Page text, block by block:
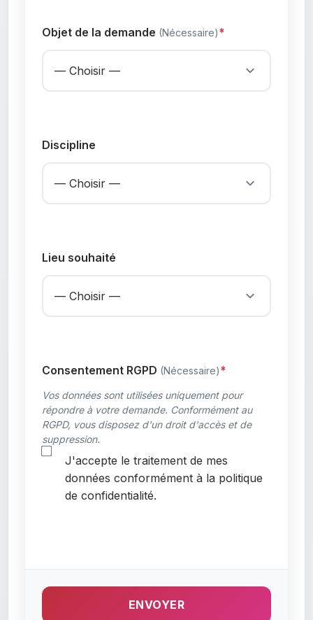
Objet de la demande (Nécessaire)
Discipline
Lieu souhaité
Consentement RGPD (Nécessaire)
Vos données sont utilisées uniquement pour
répondre à votre demande. Conformément au
RGPD, vous disposez d'un droit d'accès et de
suppression.
J'accepte le traitement de mes
données conformément à la politique
de confidentialité.